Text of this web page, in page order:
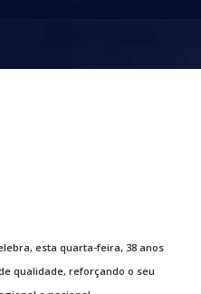
esta quarta-feira, 38 anos
qualidade, reforçando o seu